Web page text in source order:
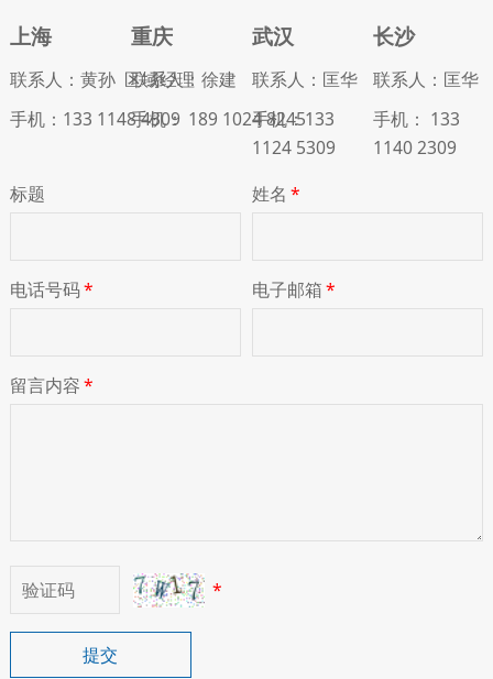
上海
联系人：黄孙 区域经理
手机：133 1148 4309
重庆
联系人：徐建
手机： 189 1024 8245
武汉
联系人：匡华
手机：133
1124 5309
长沙
联系人：匡华
手机： 133
1140 2309
标题
姓名 *
电话号码* 电子邮箱*
留言内容*
*
提交